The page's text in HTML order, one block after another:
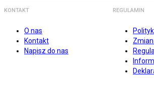
KONTAKT
O nas
Kontakt
Napisz do nas
REGULAMIN